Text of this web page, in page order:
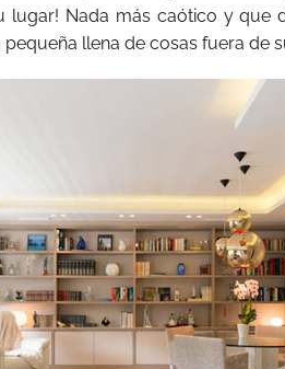
lugar! Nada más caótico y que
llena de cosas fuera de